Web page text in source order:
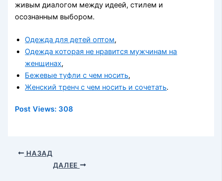
живым диалогом между идеей, стилем и
осознанным выбором.
Одежда для детей оптом,
Одежда которая не нравится мужчинам на
женщинах,
Бежевые туфли с чем носить,
Женский тренч с чем носить и сочетать.
Post Views: 308
НАЗАД
ДАЛЕЕ